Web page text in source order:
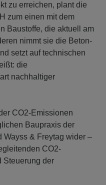
zu erreichen, plant die
zum einen mit dem
Baustoffe, die aktuell am
nimmt sie die Beton-
setzt auf technischen
die
nachhaltiger
CO2-Emissionen
Baupraxis der
Wayss & Freytag wider –
CO2-
Steuerung der